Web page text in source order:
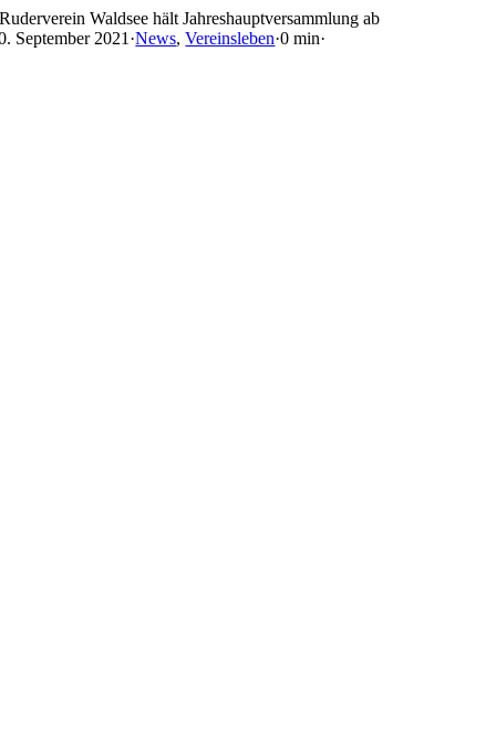
Skip
to
Ruderverein Waldsee hält Jahreshauptversammlung ab
September 2021 ·News,Vereinsleben·0 min·